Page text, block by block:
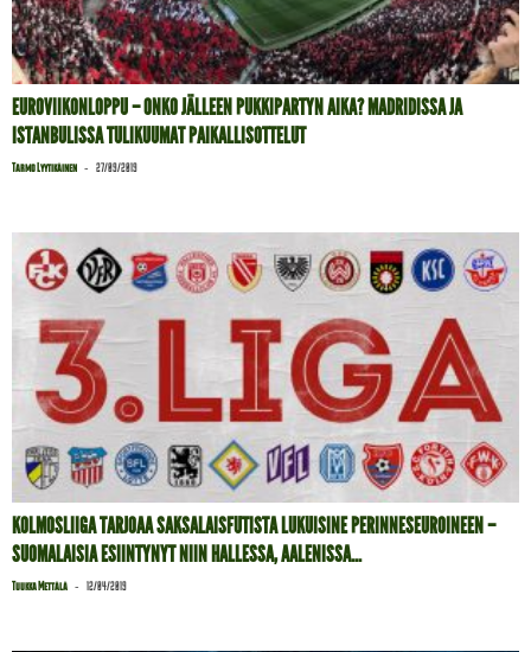
EUROVIIKONLOPPU – ONKO JÄLLEEN PUKKIPARTYN AIKA? MADRIDISSA JA
ISTANBULISSA TULIKUUMAT PAIKALLISOTTELUT
Tarmo Lyytikäinen - 27/09/2019
KOLMOSLIIGA TARJOAA SAKSALAISFUTISTA LUKUISINE PERINNESEUROINEEN –
SUOMALAISIA ESIINTYNYT NIIN HALLESSA, AALENISSA...
Tuukka Mettälä - 12/04/2019